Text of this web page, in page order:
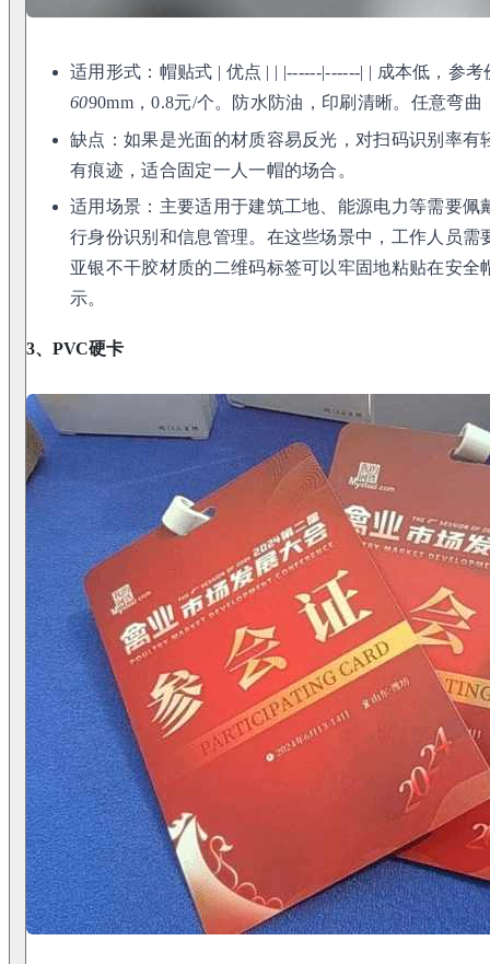
适用形式：帽贴式 | 优点 | | |------|------| | 成本低，参考
6090mm，0.8元/个。防水防油，印刷清晰。任意弯
缺点：如果是光面的材质容易反光，对扫码识别率
有痕迹，适合固定一人一帽的场合。
适用场景：主要适用于建筑工地、能源电力等需要
行身份识别和信息管理。在这些场景中，工作人员需
亚银不干胶材质的二维码标签可以牢固地粘贴在安
示。
3、PVC硬卡